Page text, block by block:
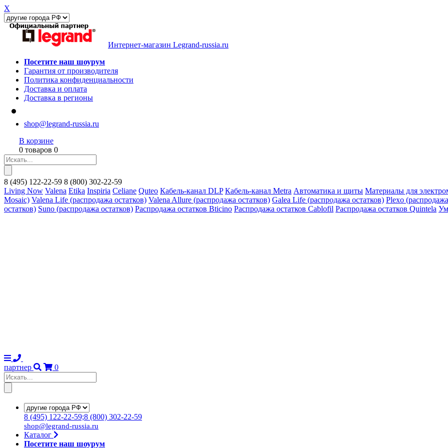
X
Интернет-магазин Legrand-russia.ru
Посетите наш шоурум
Гарантия от производителя
Политика конфиденциальности
Доставка и оплата
Доставка в регионы
shop@legrand-russia.ru
В корзине
0 товаров 0
8 (495) 122-22-59 8 (800) 302-22-59
Living Now Valena Etika Inspiria Celiane Quteo Кабель-канал DLP Кабель-канал Metra Автоматика и щиты Материалы для
Mosaic) Valena Life (распродажа остатков) Valena Allure (распродажа остатков) Galea Life (распродажа остатков) Plexo
остатков) Suno (распродажа остатков) Распродажа остатков Bticino Распродажа остатков Cablofil Распродажа остатков Quintela
партнер 0
8 (495) 122-22-59;8 (800) 302-22-59
shop@legrand-russia.ru
Каталог
Посетите наш шоурум